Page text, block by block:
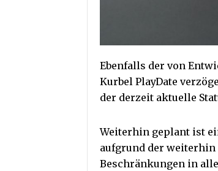
Ebenfalls der von
Kurbel PlayDate
der derzeit aktuelle
Weiterhin geplant ist
aufgrund der
Beschränkungen in